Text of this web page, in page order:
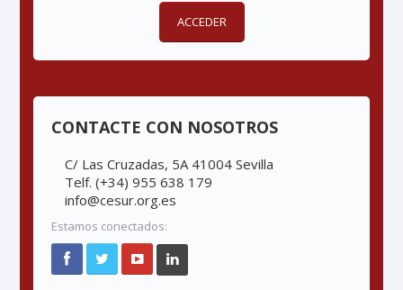
ACCEDER
CONTACTE CON NOSOTROS
C/ Las Cruzadas, 5A 41004 Sevilla
Telf. (+34) 955 638 179
info@cesur.org.es
Estamos conectados: